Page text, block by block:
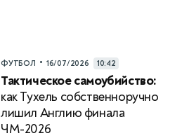
ФУТБОЛ • 16/07/2026 10:42
Тактическое самоубийство:
как Тухель собственноручно
лишил Англию финала
ЧМ-2026